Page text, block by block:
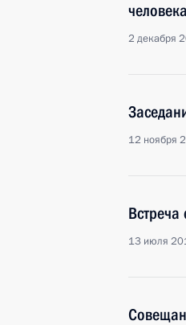
человека
2 декабря
12 ноября
13 июля